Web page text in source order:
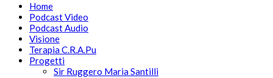
Home
Podcast Video
Podcast Audio
Visione
Terapia C.R.A.Pu
Progetti
Sir Ruggero Maria Santilli